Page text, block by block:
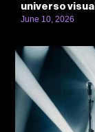
universo visual
June 10, 2026